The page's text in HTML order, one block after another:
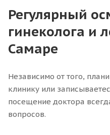
Регулярный
гинеколога и
Самаре
Независимо от того,
клинику или
посещение доктора
вопросов.